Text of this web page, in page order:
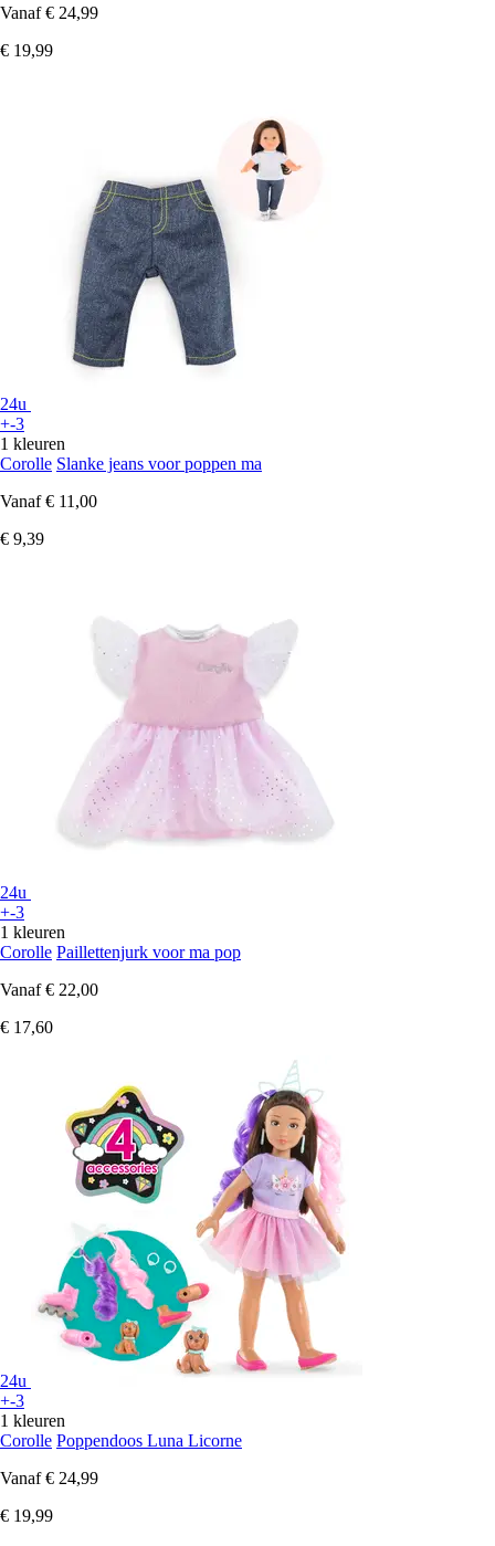
Vanaf € 24,99
€ 19,99
24u
+-3
1 kleuren
Corolle Slanke jeans voor poppen ma
Vanaf € 11,00
€ 9,39
24u
+-3
1 kleuren
Corolle Paillettenjurk voor ma pop
Vanaf € 22,00
€ 17,60
24u
+-3
1 kleuren
Corolle Poppendoos Luna Licorne
Vanaf € 24,99
€ 19,99